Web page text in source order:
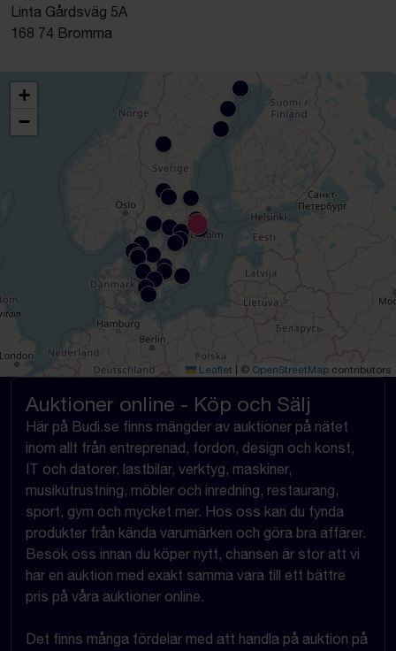
Linta Gårdsväg 5A
168 74 Bromma
+
−
Leaflet © OpenStreetMap contributors
Auktioner online - Köp och Sälj
Här på Budi.se finns mängder av auktioner på nätet
inom allt från entreprenad, fordon, design och konst,
IT och datorer, lastbilar, verktyg, maskiner,
musikutrustning, möbler och inredning, restaurang,
sport, gym och mycket mer. Hos oss kan du fynda
produkter från kända varumärken och göra bra affärer.
Besök oss innan du köper nytt, chansen är stor att vi
har en auktion med exakt samma vara till ett bättre
pris på våra auktioner online.
Det finns många fördelar med att handla på auktion på